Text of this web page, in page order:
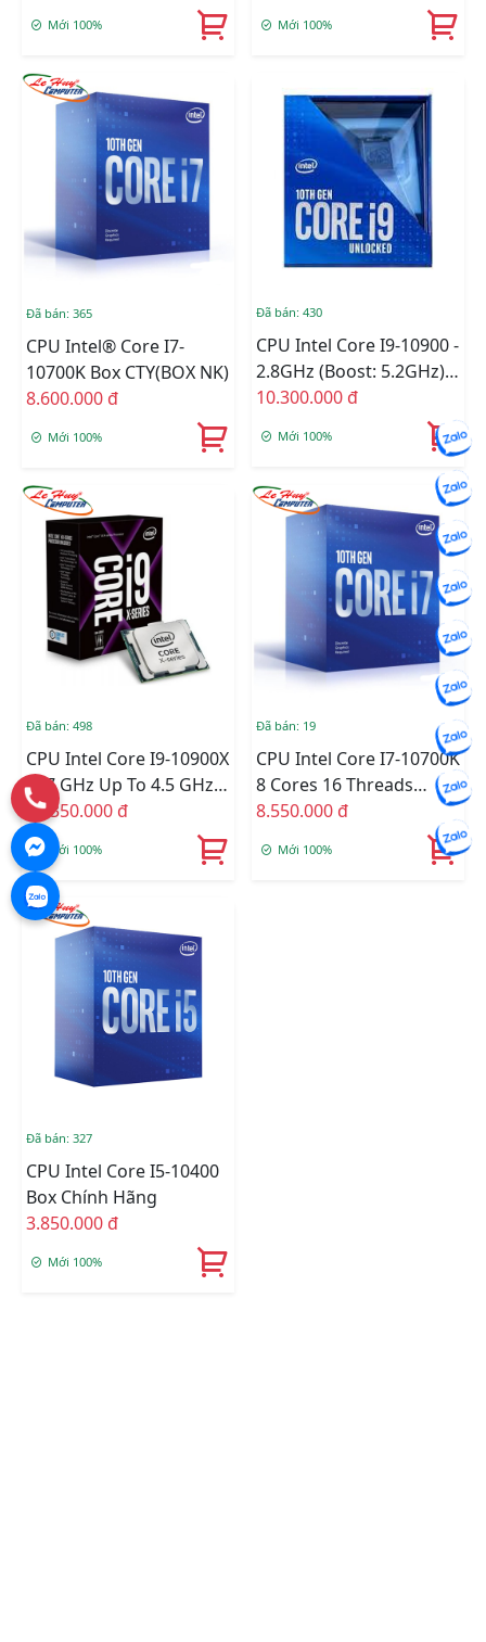
Mới 100% Mới 100%
Đã bán: 365
CPU Intel® Core I7-
10700K Box CTY(BOX NK)
8.600.000 đ
Mới 100%
Đã bán: 430
CPU Intel Core I9-10900 -
2.8GHz (Boost: 5.2GHz)
BOX CÔNG TY
10.300.000 đ
Mới 100%
Đã bán: 498
CPU Intel Core I9-10900X
(3.7 GHz Up To 4.5 GHz/
10C20T/ 19.25MB/
Cascade Lake)
15.350.000 đ
Mới 100%
Đã bán: 19
CPU Intel Core I7-10700K
8 Cores 16 Threads
(5.1Ghz) - 10th Gen
Compatible
8.550.000 đ
Mới 100%
Đã bán: 327
CPU Intel Core I5-10400
Box Chính Hãng
3.850.000 đ
Mới 100%